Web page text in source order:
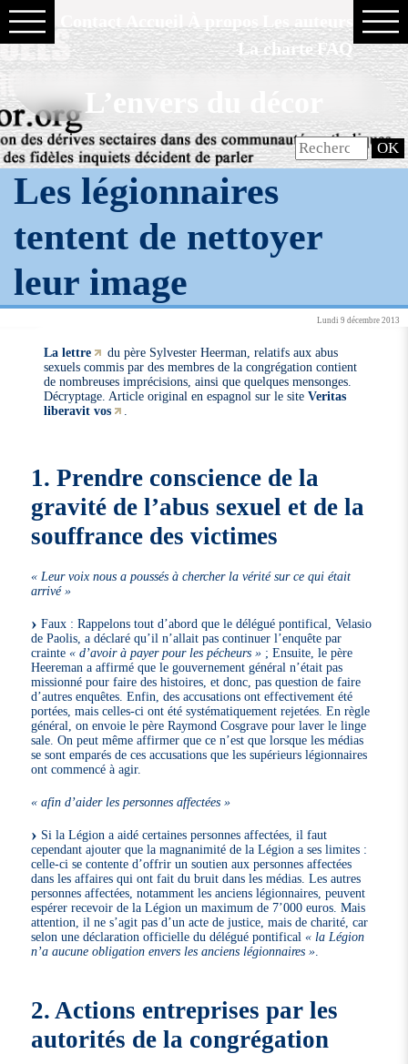
La charte FAQ
L’envers du décor
Les légionnaires
tentent de nettoyer
leur image
Lundi 9 décembre 2013
La lettre
du père Sylvester Heerman, relatifs aux abus
sexuels commis par des membres de la congrégation contient
de nombreuses imprécisions, ainsi que quelques mensonges.
Décryptage. Article original en espagnol sur le siteVeritas
liberavit vos
1. Prendre conscience de la
gravité de l’abus sexuel et de la
souffrance des victimes
« Leur voix nous a poussés à chercher la vérité sur ce qui était
arrivé »
Faux : Rappelons tout d’abord que le délégué pontifical, Velasio
de Paolis, a déclaré qu’il n’allait pas continuer l’enquête par
crainte« d’avoir à payer pour les pécheurs » ; Ensuite, le père
Heereman a affirmé que le gouvernement général n’était pas
missionné pour faire des histoires, et donc, pas question de faire
d’autres enquêtes. Enfin, des accusations ont effectivement été
portées, mais celles-ci ont été systématiquement rejetées. En règle
général, on envoie le père Raymond Cosgrave pour laver le linge
sale. On peut même affirmer que ce n’est que lorsque les médias
se sont emparés de ces accusations que les supérieurs légionnaires
ont commencé à agir.
« afin d’aider les personnes affectées »
Si la Légion a aidé certaines personnes affectées, il faut
cependant ajouter que la magnanimité de la Légion a ses limites :
celle-ci se contente d’offrir un soutien aux personnes affectées
dans les affaires qui ont fait du bruit dans les médias. Les autres
personnes affectées, notamment les anciens légionnaires, peuvent
espérer recevoir de la Légion un maximum de 7’000 euros. Mais
attention, il ne s’agit pas d’un acte de justice, mais de charité, car
selon une déclaration officielle du délégué pontifical« la Légion
n’a aucune obligation envers les anciens légionnaires ».
2. Actions entreprises par les
autorités de la congrégation